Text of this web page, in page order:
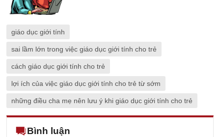
giáo dục giới tính
sai lầm lớn trong việc giáo dục giới tính cho trẻ
cách giáo dục giới tính cho trẻ
lợi ích của việc giáo dục giới tính cho trẻ từ sớm
những điều cha mẹ nên lưu ý khi giáo dục giới tính cho trẻ
Bình luận